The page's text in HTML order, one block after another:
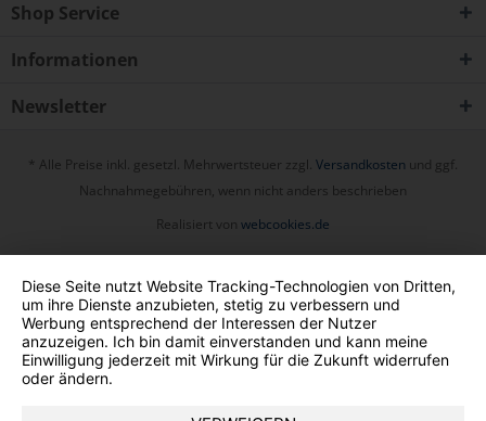
Shop Service
Informationen
Newsletter
* Alle Preise inkl. gesetzl. Mehrwertsteuer zzgl. Versandkosten und ggf.
Nachnahmegebühren, wenn nicht anders beschrieben
Realisiert von webcookies.de
Diese Seite nutzt Website Tracking-Technologien von Dritten,
um ihre Dienste anzubieten, stetig zu verbessern und
Werbung entsprechend der Interessen der Nutzer
anzuzeigen. Ich bin damit einverstanden und kann meine
Einwilligung jederzeit mit Wirkung für die Zukunft widerrufen
oder ändern.